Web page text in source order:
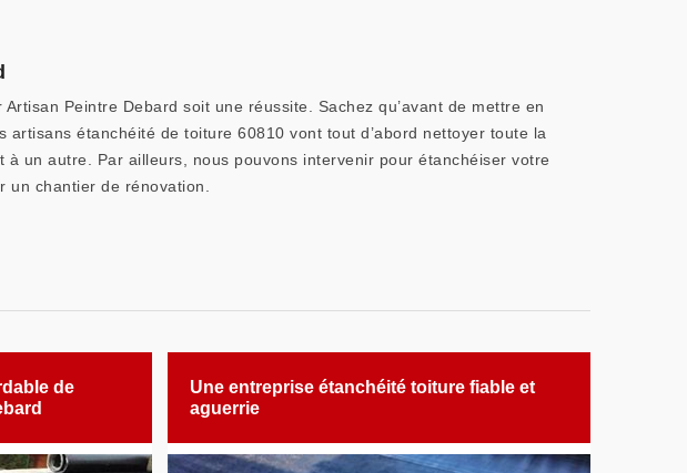
Peintre Debard soit une réussite. Sachez qu’avant de mettre en
étanchéité de toiture 60810 vont tout d’abord nettoyer toute la
un autre. Par ailleurs, nous pouvons intervenir pour étanchéiser votre
chantier de rénovation.
de
Une entreprise étanchéité toiture fiable et
aguerrie